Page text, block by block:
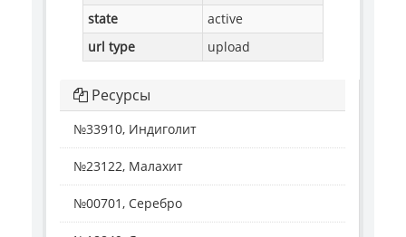
state
active
url type
upload
Ресурсы
№33910, Индиголит
№23122, Малахит
№00701, Серебро